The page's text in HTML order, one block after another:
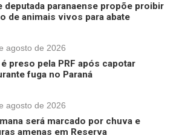
deputada paranaense propõe proibir
de animais vivos para abate
agosto de 2026
preso pela PRF após capotar
fuga no Paraná
agosto de 2026
será marcado por chuva e
amenas em Reserva